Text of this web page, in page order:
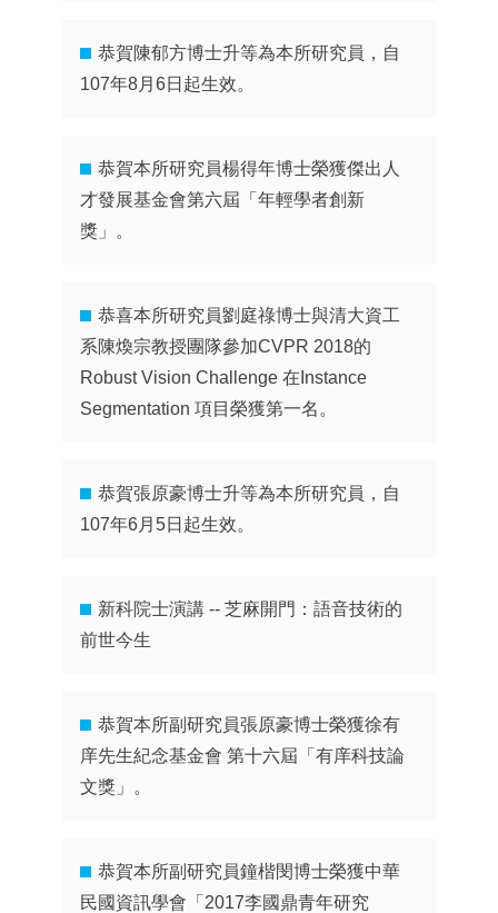
恭賀陳郁方博士升等為本所研究員，自
107年8月6日起生效。
恭賀本所研究員楊得年博士榮獲傑出人
才發展基金會第六屆「年輕學者創新
獎」。
恭喜本所研究員劉庭祿博士與清大資工
系陳煥宗教授團隊參加CVPR 2018的
Robust Vision Challenge 在Instance
Segmentation 項目榮獲第一名。
恭賀張原豪博士升等為本所研究員，自
107年6月5日起生效。
新科院士演講 -- 芝麻開門：語音技術的
前世今生
恭賀本所副研究員張原豪博士榮獲徐有
庠先生紀念基金會 第十六屆「有庠科技論
文獎」。
恭賀本所副研究員鐘楷閔博士榮獲中華
民國資訊學會「2017李國鼎青年研究